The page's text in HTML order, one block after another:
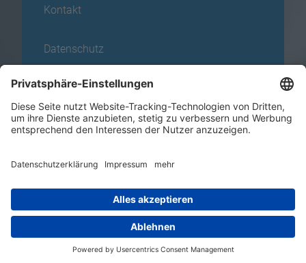
Kontakt
Datenschutz
Impressum
Karte
News
+49 271 338 39-40
info@fsl-swa.de
Eiserfelder Str. 16, 57072 Siegen